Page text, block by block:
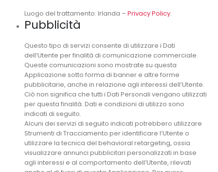
Luogo del trattamento: Irlanda – Privacy Policy.
Pubblicità
Questo tipo di servizi consente di utilizzare i Dati
dell’Utente per finalità di comunicazione commerciale.
Queste comunicazioni sono mostrate su questa
Applicazione sotto forma di banner e altre forme
pubblicitarie, anche in relazione agli interessi dell’Utente.
Ciò non significa che tutti i Dati Personali vengano utilizzati
per questa finalità. Dati e condizioni di utilizzo sono
indicati di seguito.
Alcuni dei servizi di seguito indicati potrebbero utilizzare
Strumenti di Tracciamento per identificare l’Utente o
utilizzare la tecnica del behavioral retargeting, ossia
visualizzare annunci pubblicitari personalizzati in base
agli interessi e al comportamento dell’Utente, rilevati